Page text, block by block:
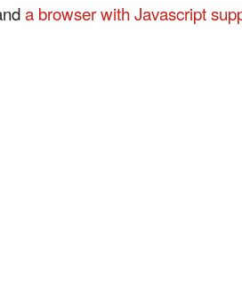
a browser with Javascript